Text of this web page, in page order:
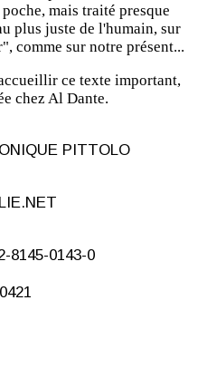
mais traité presque
plus juste de l'humain, sur
comme sur notre présent...
ce texte important,
chez Al Dante.
PITTOLO
8145-0143-0